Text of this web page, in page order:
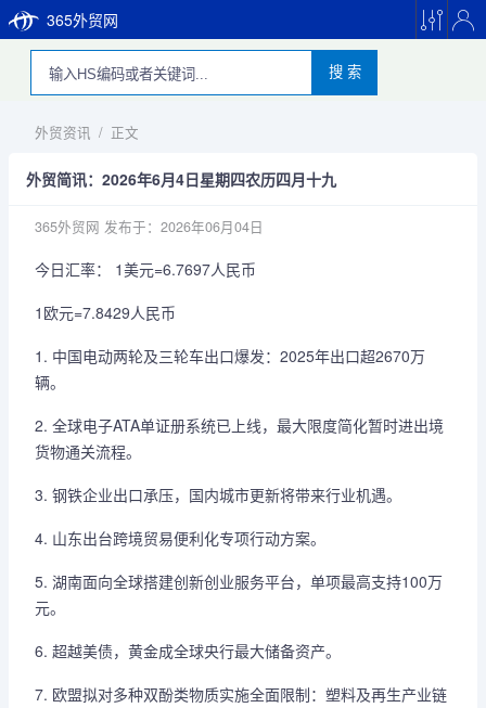
365外贸网
搜 索
外贸资讯 / 正文
外贸简讯：2026年6月4日星期四农历四月十九
365外贸网 发布于：2026年06月04日
今日汇率： 1美元=6.7697人民币
1欧元=7.8429人民币
1. 中国电动两轮及三轮车出口爆发：2025年出口超2670万
辆。
2. 全球电子ATA单证册系统已上线，最大限度简化暂时进出境
货物通关流程。
3. 钢铁企业出口承压，国内城市更新将带来行业机遇。
4. 山东出台跨境贸易便利化专项行动方案。
5. 湖南面向全球搭建创新创业服务平台，单项最高支持100万
元。
6. 超越美债，黄金成全球央行最大储备资产。
7. 欧盟拟对多种双酚类物质实施全面限制：塑料及再生产业链